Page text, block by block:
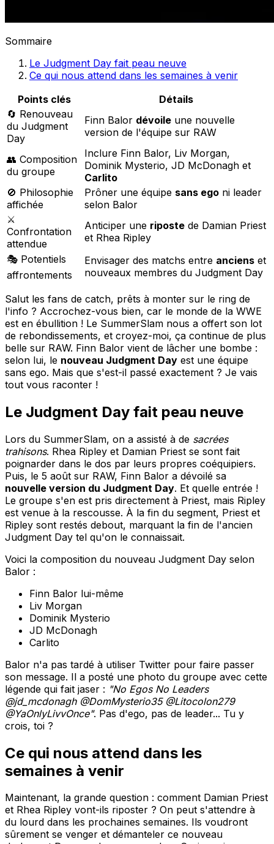
Sommaire
Le Judgment Day fait peau neuve
Ce qui nous attend dans les semaines à venir
Points clés
Détails
🔄 Renouveau
du Judgment
Day
Finn Balor dévoile une nouvelle
version de l'équipe sur RAW
👥 Composition
du groupe
Inclure Finn Balor, Liv Morgan,
Dominik Mysterio, JD McDonagh et
Carlito
🚫 Philosophie
affichée
Prôner une équipe sans ego ni leader
selon Balor
⚔️
Confrontation
attendue
Anticiper une riposte de Damian Priest
et Rhea Ripley
🎭 Potentiels
affrontements
Envisager des matchs entre anciens et
nouveaux membres du Judgment Day
Salut les fans de catch, prêts à monter sur le ring de
l'info ? Accrochez-vous bien, car le monde de la WWE
est en ébullition ! Le SummerSlam nous a offert son lot
de rebondissements, et croyez-moi, ça continue de plus
belle sur RAW. Finn Balor vient de lâcher une bombe :
selon lui, le nouveau Judgment Day est une équipe
sans ego. Mais que s'est-il passé exactement ? Je vais
tout vous raconter !
Le Judgment Day fait peau neuve
Lors du SummerSlam, on a assisté à de sacrées
trahisons. Rhea Ripley et Damian Priest se sont fait
poignarder dans le dos par leurs propres coéquipiers.
Puis, le 5 août sur RAW, Finn Balor a dévoilé sa
nouvelle version du Judgment Day. Et quelle entrée !
Le groupe s'en est pris directement à Priest, mais Ripley
est venue à la rescousse. À la fin du segment, Priest et
Ripley sont restés debout, marquant la fin de l'ancien
Judgment Day tel qu'on le connaissait.
Voici la composition du nouveau Judgment Day selon
Balor :
Finn Balor lui-même
Liv Morgan
Dominik Mysterio
JD McDonagh
Carlito
Balor n'a pas tardé à utiliser Twitter pour faire passer
son message. Il a posté une photo du groupe avec cette
légende qui fait jaser : "No Egos No Leaders
@jd_mcdonagh @DomMysterio35 @Litocolon279
@YaOnlyLivvOnce". Pas d'ego, pas de leader... Tu y
crois, toi ?
Ce qui nous attend dans les
semaines à venir
Maintenant, la grande question : comment Damian Priest
et Rhea Ripley vont-ils riposter ? On peut s'attendre à
du lourd dans les prochaines semaines. Ils voudront
sûrement se venger et démanteler ce nouveau